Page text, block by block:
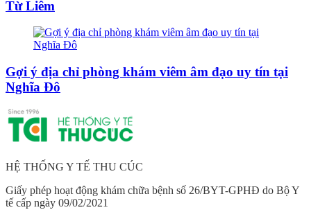
Từ Liêm
Gợi ý địa chỉ phòng khám viêm âm đạo uy tín tại
Nghĩa Đô
HỆ THỐNG Y TẾ THU CÚC
Giấy phép hoạt động khám chữa bệnh số 26/BYT-GPHĐ do Bộ Y
tế cấp ngày 09/02/2021